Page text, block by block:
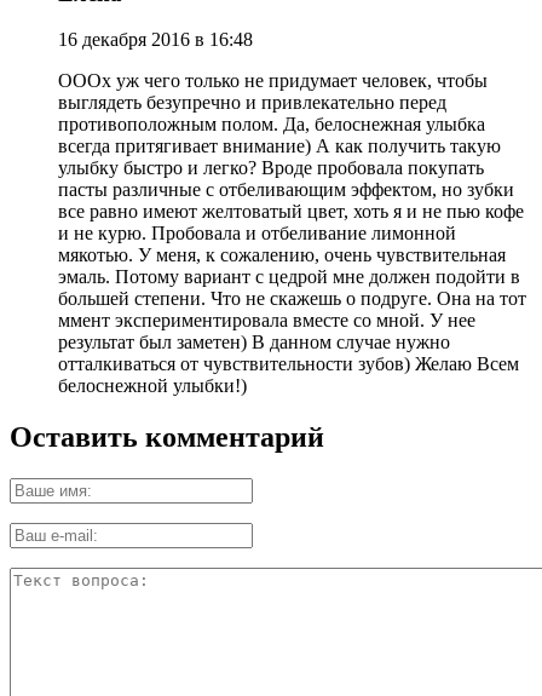
16 декабря 2016 в 16:48
ОООх уж чего только не придумает человек, чтобы
выглядеть безупречно и привлекательно перед
противоположным полом. Да, белоснежная улыбка
всегда притягивает внимание) А как получить такую
улыбку быстро и легко? Вроде пробовала покупать
пасты различные с отбеливающим эффектом, но зубки
все равно имеют желтоватый цвет, хоть я и не пью кофе
и не курю. Пробовала и отбеливание лимонной
мякотью. У меня, к сожалению, очень чувствительная
эмаль. Потому вариант с цедрой мне должен подойти в
большей степени. Что не скажешь о подруге. Она на тот
ммент экспериментировала вместе со мной. У нее
результат был заметен) В данном случае нужно
отталкиваться от чувствительности зубов) Желаю Всем
белоснежной улыбки!)
Оставить комментарий